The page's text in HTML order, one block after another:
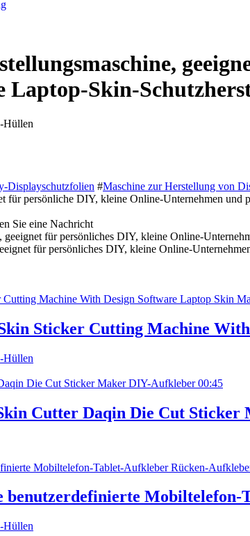
Laptop-Skin-
Hüllen
Displayschutzfolien #Maschine zur Herstellung von
für persönliche DIY, kleine Online-Unternehmen
Sie eine Nachricht
für persönliches DIY, kleine Online-
Sticker Cutting Machine
Hüllen
00:45
Cutter Daqin Die Cut
benutzerdefinierte
Hüllen